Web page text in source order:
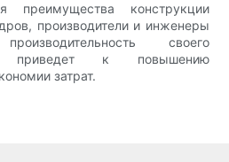
преимущества конструкции
производители и инженеры
своего
приведет к повышению
затрат.